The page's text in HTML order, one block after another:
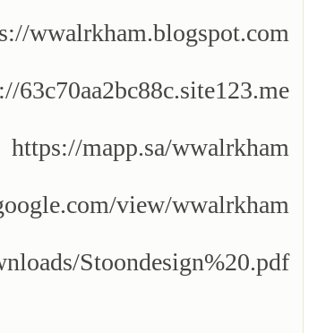
wwalrkham.blogspot.com/
63c70aa2bc88c.site123.me/
https://mapp.sa/wwalrkham
view/wwalrkham/
Stoondesign%20.pdf